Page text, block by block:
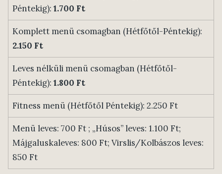
Péntekig): 1.700 Ft
Komplett menü csomagban (Hétfőtől-Péntekig):
2.150 Ft
Leves nélküli menü csomagban (Hétfőtől-
Péntekig): 1.800 Ft
Fitness menü (Hétfőtől Péntekig): 2.250 Ft
Menü leves: 700 Ft ; „Húsos” leves: 1.100 Ft;
Májgaluskaleves: 800 Ft; Virslis/Kolbászos leves:
850 Ft